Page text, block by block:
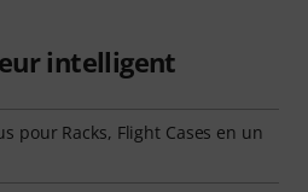
intelligent
pour Racks, Flight Cases en un